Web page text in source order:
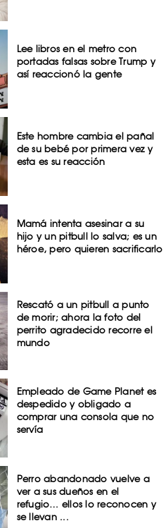
Lee libros en el metro con
portadas falsas sobre Trump y
así reaccionó la gente
Este hombre cambia el pañal
de su bebé por primera vez y
esta es su reacción
Mamá intenta asesinar a su
hijo y un pitbull lo salva; es un
héroe, pero quieren sacrificarlo
Rescató a un pitbull a punto
de morir; ahora la foto del
perrito agradecido recorre el
mundo
Empleado de Game Planet es
despedido y obligado a
comprar una consola que no
servía
Perro abandonado vuelve a
ver a sus dueños en el
refugio… ellos lo reconocen y
se llevan ...